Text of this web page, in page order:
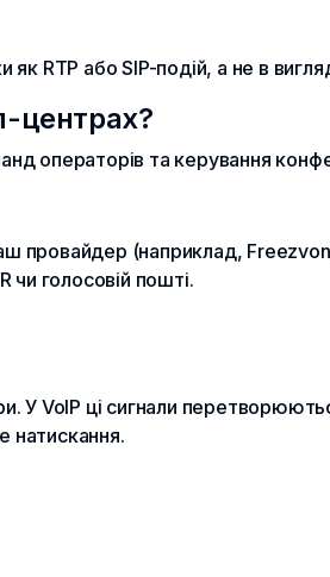
RTP або SIP-подій, а не в
центрах?
операторів та керування
провайдер (наприклад,
чи голосовій пошті.
У VoIP ці сигнали
натискання.